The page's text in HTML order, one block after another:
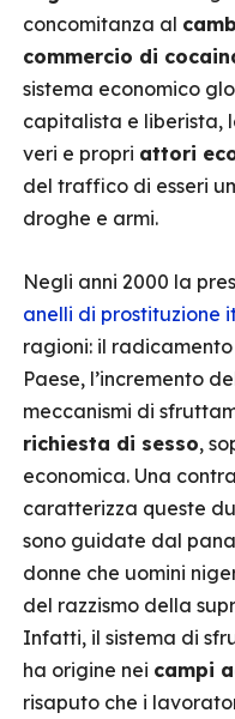
concomitanza al
commercio di
sistema economico
capitalista e liberista,
veri e propri attori
del traffico di esseri
droghe e armi.
Negli anni 2000 la
anelli di prostituzione
ragioni: il
Paese, l’incremento
meccanismi di
richiesta di sesso,
economica. Una
caratterizza queste
sono guidate dal
donne che uomini
del razzismo della
Infatti, il sistema di
ha origine nei campi
risaputo che i